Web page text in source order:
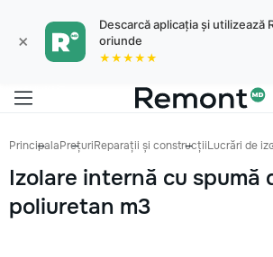
×
Descarcă aplicația și utilizează
oriunde
★★★★★
PrincipalaPrețuriReparații și construcțiiLucrări de
Izolare internă cu spumă
poliuretan m3